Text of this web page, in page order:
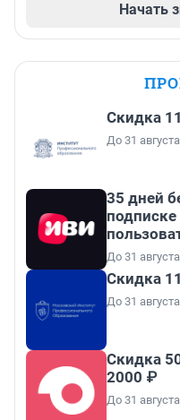
Начать
Скидка
До 31
35 дней
До 31
Скидка
До 31
Скидка
2000 ₽
До 31